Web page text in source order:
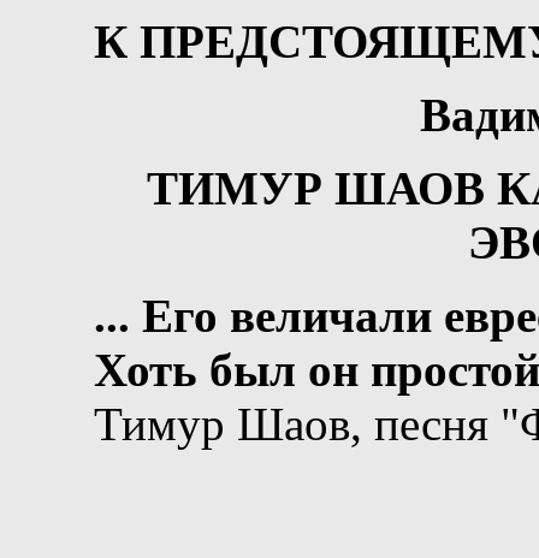
К
ТИМУР ШАОВ
... Его величали
Хоть был он
Тимур Шаов, песня